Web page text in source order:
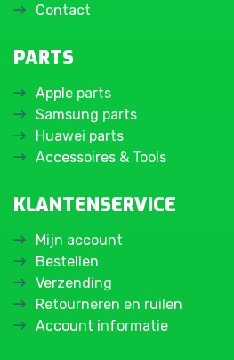
Contact
PARTS
Apple parts
Samsung parts
Huawei parts
Accessoires & Tools
KLANTENSERVICE
Mijn account
Bestellen
Verzending
Retourneren en ruilen
Account informatie